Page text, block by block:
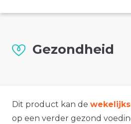
Gezondheid
Dit product kan de
op een verder gezond